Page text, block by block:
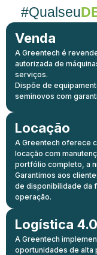
#Qualseu
Venda
A Greentech é
autorizada de
serviços.
Dispõe de
seminovos com
Locação
A Greentech oferece
locação com
portfólio completo, a
Garantimos aos
de disponibilidade da
operação.
Logística 4.0
A Greentech
oportunidades de alta